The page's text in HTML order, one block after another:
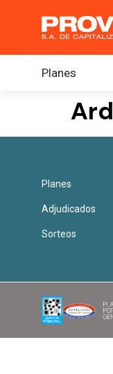
Planes
Planes
Adjudicados
Sorteos